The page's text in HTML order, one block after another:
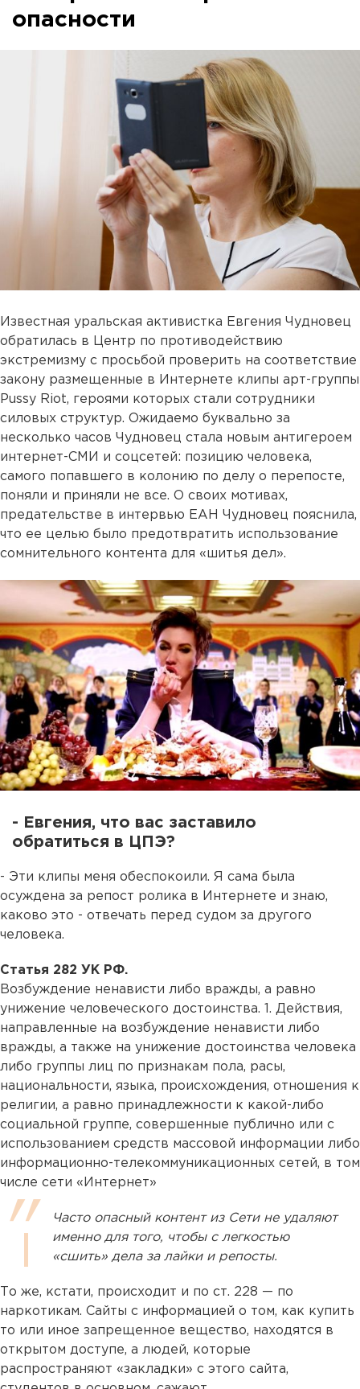
опасности
Известная уральская активистка Евгения Чудновец
обратилась в Центр по противодействию
экстремизму с просьбой проверить на соответствие
закону размещенные в Интернете клипы арт-группы
Pussy Riot, героями которых стали сотрудники
силовых структур. Ожидаемо буквально за
несколько часов Чудновец стала новым антигероем
интернет-СМИ и соцсетей: позицию человека,
самого попавшего в колонию по делу о перепосте,
поняли и приняли не все. О своих мотивах,
предательстве в интервью ЕАН Чудновец пояснила,
что ее целью было предотвратить использование
сомнительного контента для «шитья дел».
- Евгения, что вас заставило
обратиться в ЦПЭ?
- Эти клипы меня обеспокоили. Я сама была
осуждена за репост ролика в Интернете и знаю,
каково это - отвечать перед судом за другого
человека.
Статья 282 УК РФ.
Возбуждение ненависти либо вражды, а равно
унижение человеческого достоинства. 1. Действия,
направленные на возбуждение ненависти либо
вражды, а также на унижение достоинства человека
либо группы лиц по признакам пола, расы,
национальности, языка, происхождения, отношения к
религии, а равно принадлежности к какой-либо
социальной группе, совершенные публично или с
использованием средств массовой информации либо
информационно-телекоммуникационных сетей, в том
числе сети «Интернет»
Часто опасный контент из Сети не удаляют
именно для того, чтобы с легкостью
«сшить» дела за лайки и репосты.
То же, кстати, происходит и по ст. 228 — по
наркотикам. Сайты с информацией о том, как купить
то или иное запрещенное вещество, находятся в
открытом доступе, а людей, которые
распространяют «закладки» с этого сайта,